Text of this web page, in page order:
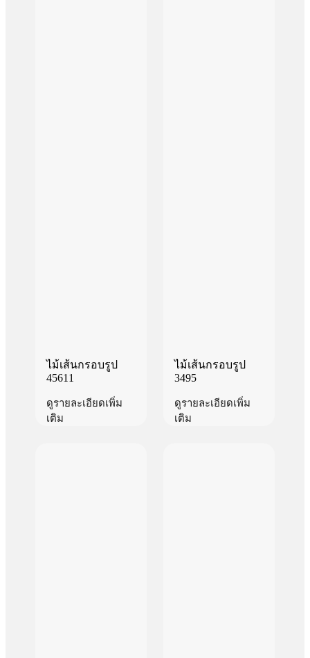
ไม้เส้นกรอบรูป
45611
ดูรายละเอียดเพิ่ม
เติม
ไม้เส้นกรอบรูป
3495
ดูรายละเอียดเพิ่ม
เติม